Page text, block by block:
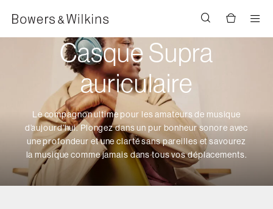
Casque Supra
auriculaire
Le compagnon ultime pour les amateurs de musique
d’aujourd’hui. Plongez dans un pur bonheur sonore avec
une profondeur et une clarté sans pareilles et savourez
la musique comme jamais dans tous vos déplacements.